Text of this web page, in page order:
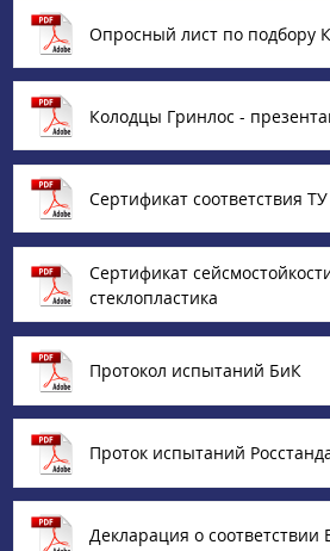
Опросный лист по подбору
Колодцы Гринлос -
Сертификат соответствия ТУ
Сертификат
стеклопластика
Протокол испытаний БиК
Проток испытаний
Декларация о соответствии